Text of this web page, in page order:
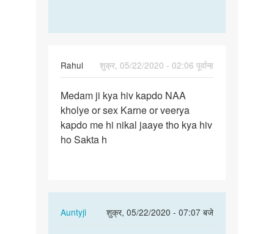
Rahul
शुक्र, 05/22/2020 - 02:06 पूर्वान्ह
Medam
ji
kya
hiv
Medam ji kya hiv kapdo NAA
kholye or sex Karne or veerya
kapdo me hi nikal jaaye tho kya hiv
ho Sakta h
Auntyji
शुक्र, 05/22/2020 - 07:07 बजे
In